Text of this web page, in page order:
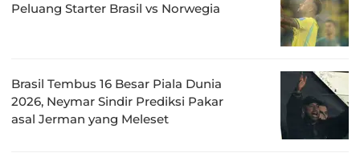
Peluang Starter Brasil vs Norwegia
Brasil Tembus 16 Besar Piala Dunia
2026, Neymar Sindir Prediksi Pakar
asal Jerman yang Meleset